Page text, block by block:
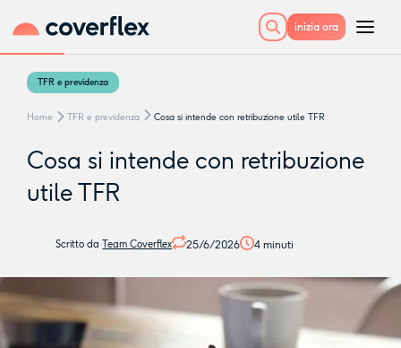
inizia ora
TFR e previdenza
Home TFR e previdenza Cosa si intende con retribuzione utile TFR
Cosa si intende con retribuzione
utile TFR
Scritto daTeam Coverflex 25/6/2026 4 minuti